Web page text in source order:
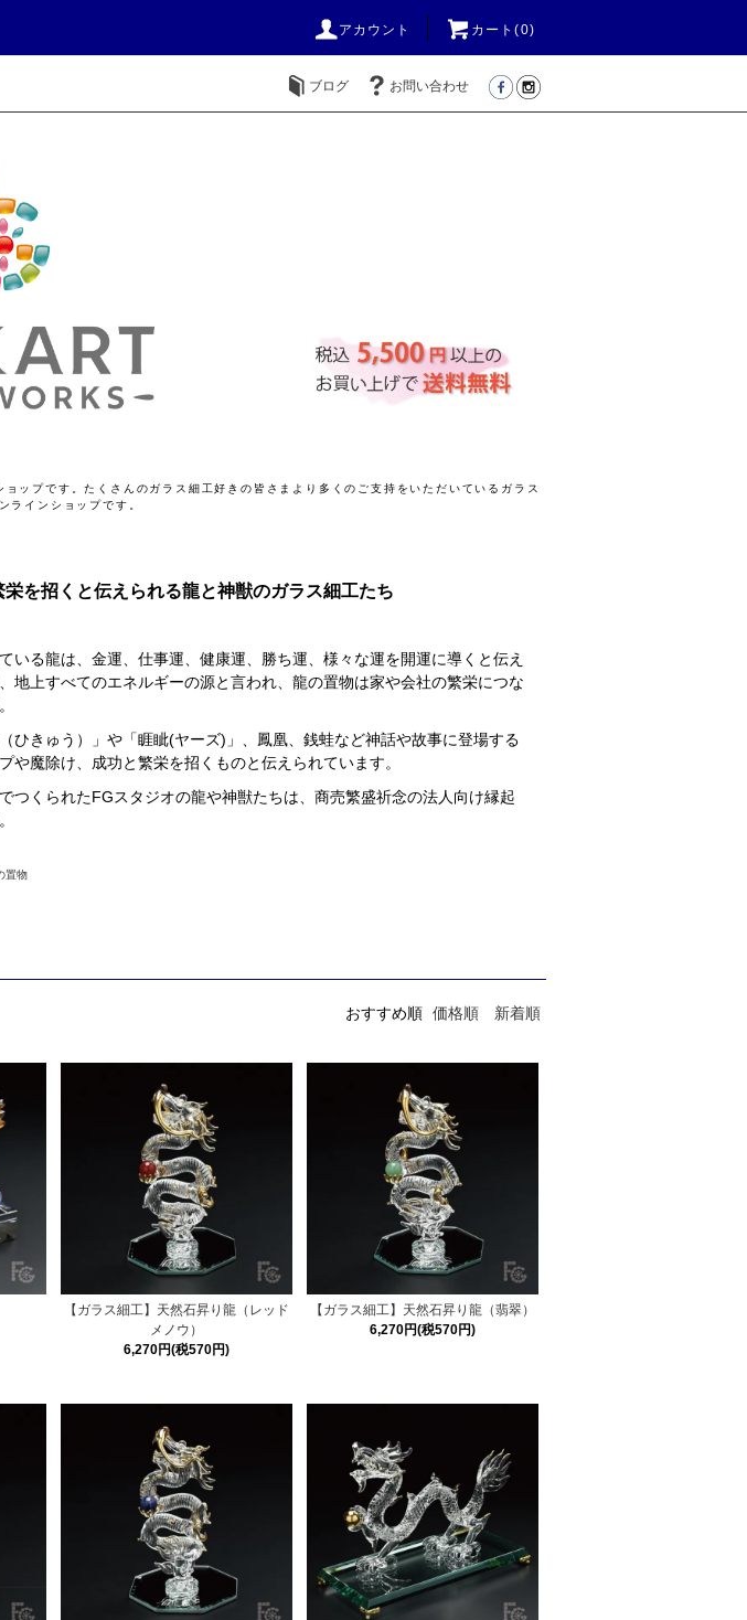
アカウント カート(0)
ブログ お問い合わせ
プです。たくさんのガラス細工好きの皆さまより多くのご支持をいただいているガラス
ンラインショップです。
を招くと伝えられる龍と神獣のガラス細工たち
いる龍は、金運、仕事運、健康運、勝ち運、様々な運を開運に導くと伝え
地上すべてのエネルギーの源と言われ、龍の置物は家や会社の繁栄につな
ひきゅう）」や「睚眦(ヤーズ)」、鳳凰、銭蛙など神話や故事に登場する
や魔除け、成功と繁栄を招くものと伝えられています。
つくられたFGスタジオの龍や神獣たちは、商売繁盛祈念の法人向け縁起
置物
おすすめ順 価格順 新着順
【ガラス細工】天然石昇り龍（レッド
メノウ）
6,270円(税570円)
【ガラス細工】天然石昇り龍（翡翠）
6,270円(税570円)